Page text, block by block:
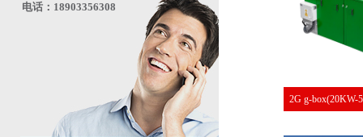
电话：18903356308
2G g-box(20KW-